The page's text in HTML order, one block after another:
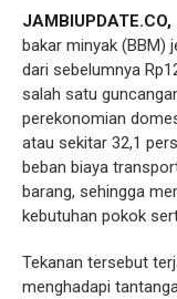
bakar minyak (BBM)
dari sebelumnya
salah satu
perekonomian
atau sekitar 32,1
beban biaya
barang, sehingga
kebutuhan pokok
Tekanan tersebut
menghadapi